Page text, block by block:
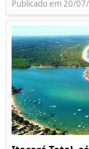
Publicado em 20/